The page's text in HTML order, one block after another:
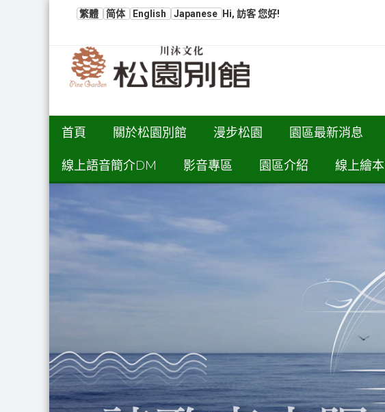
繁體 简体 English Japanese Hi, 訪客 您好!
首頁 關於松園別館 漫步松園 園區最新消息
線上語音簡介DM 影音專區 園區介紹 線上繪本